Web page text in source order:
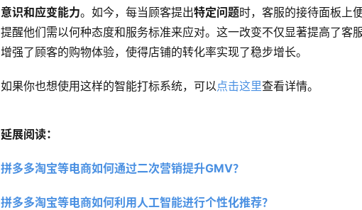
意识和应变能力。如今，每当顾客提出特定问题时，客服的接待面板上
提醒他们需以何种态度和服务标准来应对。这一改变不仅显著提高了客
增强了顾客的购物体验，使得店铺的转化率实现了稳步增长。
如果你也想使用这样的智能打标系统，可以 点击这里查看详情。
延展阅读：
拼多多淘宝等电商如何通过二次营销提升GMV？
拼多多淘宝等电商如何利用人工智能进行个性化推荐？